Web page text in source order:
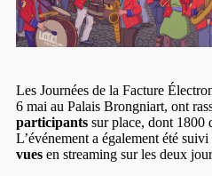
Les Journées de la Facture
6 mai au Palais Brongniart, ont
participants sur place, dont 1800
L’événement a également été
vues en streaming sur les deux